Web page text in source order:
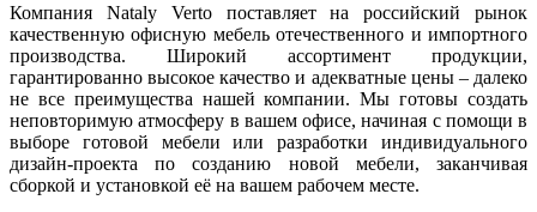
Компания Nataly Verto поставляет на российский рынок
качественную офисную мебель отечественного и импортного
производства. Широкий ассортимент продукции,
гарантированно высокое качество и адекватные цены – далеко
не все преимущества нашей компании. Мы готовы создать
неповторимую атмосферу в вашем офисе, начиная с помощи в
выборе готовой мебели или разработки индивидуального
дизайн-проекта по созданию новой мебели, заканчивая
сборкой и установкой её на вашем рабочем месте.